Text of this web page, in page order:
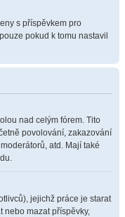
s příspěvkem pro
pokud k tomu nastavil
nad celým fórem. Tito
povolování, zakazování
atd. Mají také
jejichž práce je starat
nebo mazat příspěvky,